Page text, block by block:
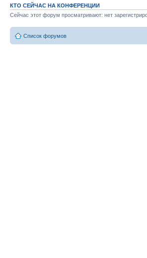
КТО СЕЙЧАС НА КОНФЕРЕНЦИИ
Сейчас этот форум просматривают: нет
Список форумов